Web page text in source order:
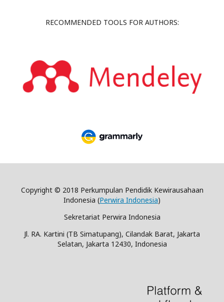
RECOMMENDED TOOLS FOR AUTHORS:
Copyright © 2018 Perkumpulan Pendidik Kewirausahaan
Indonesia (Perwira Indonesia)
Sekretariat Perwira Indonesia
Jl. RA. Kartini (TB Simatupang), Cilandak Barat, Jakarta
Selatan, Jakarta 12430, Indonesia